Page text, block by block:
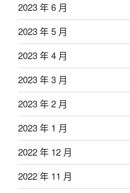
2023 年 6 月
2023 年 5 月
2023 年 4 月
2023 年 3 月
2023 年 2 月
2023 年 1 月
2022 年 12 月
2022 年 11 月